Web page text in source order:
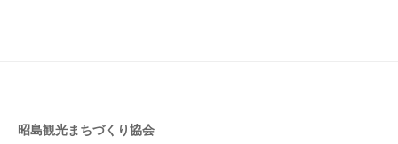
昭島観光まちづくり協会